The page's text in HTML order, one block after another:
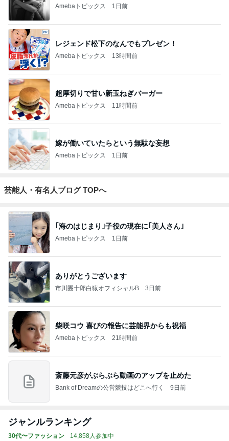
Amebaトピックス 1日前
レジェンド松下のなんでもプレゼン！
Amebaトピックス 13時間前
超厚切りで甘い新玉ねぎバーガー
Amebaトピックス 11時間前
嫁が働いていたらという無駄な妄想
Amebaトピックス 1日前
芸能人・有名人ブログ TOPへ
｢海のはじまり｣子役の現在に｢美人さん｣
Amebaトピックス 1日前
ありがとうございます
市川團十郎白猿オフィシャルB 3日前
柴咲コウ 喜びの報告に芸能界からも祝福
Amebaトピックス 21時間前
斎藤元彦がぶらぶら動画のアップを止めた
Bank of Dreamの公営競技はどこへ行く 9日前
ジャンルランキング
30代〜ファッション 14,858人参加中